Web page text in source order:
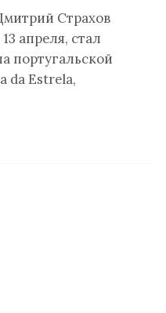
Страхов
апреля, стал
португальской
da Estrela,